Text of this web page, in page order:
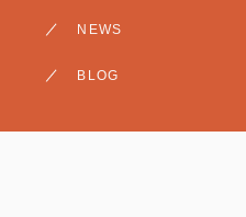
NEWS
BLOG